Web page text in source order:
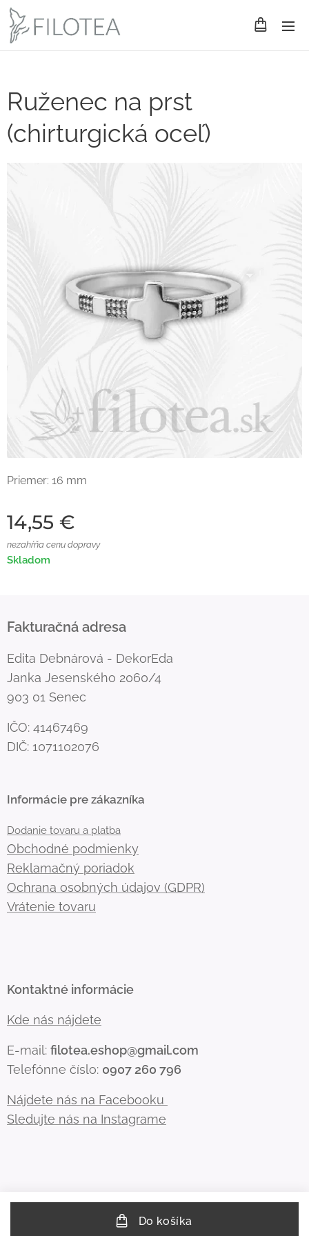
Ruženec na prst
(chirturgická oceľ)
Priemer: 16 mm
14,55 €
nezahŕňa cenu dopravy
Skladom
Do košíka
Fakturačná adresa
Edita Debnárová - DekorEda
Janka Jesenského 2060/4
903 01 Senec
IČO: 41467469
DIČ: 1071102076
Informácie pre zákazníka
Dodanie tovaru a platba
Obchodné podmienky
Reklamačný poriadok
Ochrana osobných údajov (GDPR)
Vrátenie tovaru
Kontaktné informácie
Kde nás nájdete
E-mail: filotea.eshop@gmail.com
Telefónne číslo: 0907 260 796
Nájdete nás na Facebooku
Sledujte nás na Instagrame